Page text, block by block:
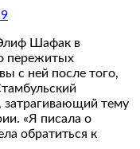
Элиф Шафак в
пережитых
с ней после того,
затрагивающий тему
«Я писала о
обратиться к